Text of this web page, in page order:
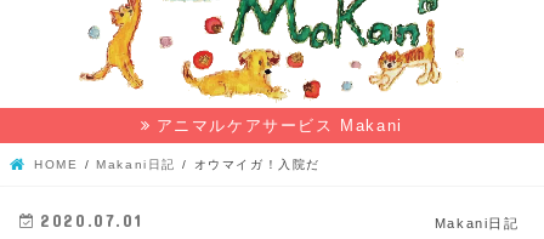
アニマルケアサービス Makani
HOME Makani日記 オウマイガ！入院だ
Makani日記
2020.07.01